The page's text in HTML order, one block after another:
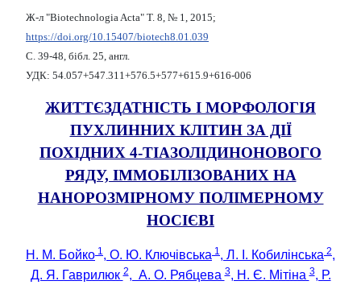
Ж-л "Biotechnologia Acta" Т. 8, № 1, 2015;
https://doi.org/10.15407/biotech8.01.039
С. 39-48, бібл. 25, англ.
УДК: 54.057+547.311+576.5+577+615.9+616-006
ЖИТТЄЗДАТНІСТЬ І МОРФОЛОГІЯ
ПУХЛИННИХ КЛІТИН ЗА ДІЇ
ПОХІДНИХ 4-ТІАЗОЛІДИНОНОВОГО
РЯДУ, ІММОБІЛІЗОВАНИХ НА
НАНОРОЗМІРНОМУ ПОЛІМЕРНОМУ
НОСІЄВІ
Н. М. Бойко 1, О. Ю. Ключівська 1, Л. І. Кобилінська 2,
Д. Я. Гаврилюк2, А. О. Рябцева3, Н. Є. Мітіна3, Р.